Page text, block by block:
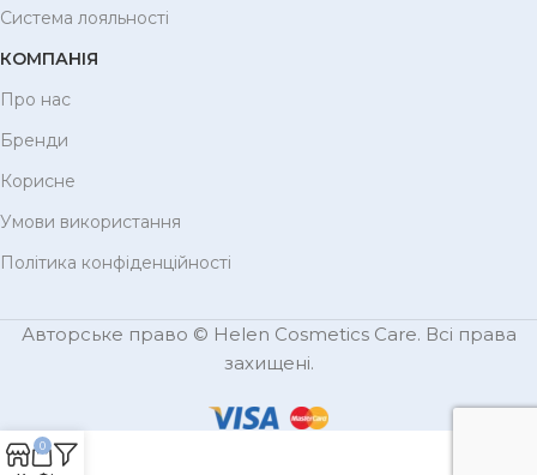
Система лояльності
КОМПАНІЯ
Про нас
Бренди
Корисне
Умови використання
Політика конфіденційності
Авторське право © Helen Cosmetics Care. Всі права
захищені.
0